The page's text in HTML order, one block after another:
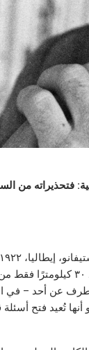
فتحذيراته من
ظروف قاسية، في ٢ نوفمبر ١٩٧٥، في أرضٍ
عن أحد – في
تُعيد فتح